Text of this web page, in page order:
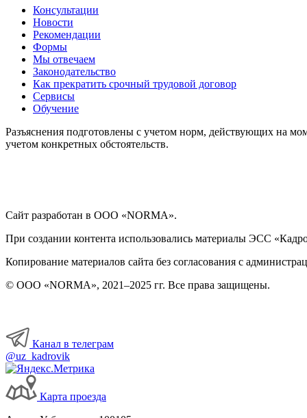
Консультации
Новости
Рекомендации
Формы
Мы отвечаем
Законодательство
Как прекратить срочный трудовой договор
Сервисы
Обучение
Разъяснения подготовлены с учетом норм, действующих на
учетом конкретных обстоятельств.
Сайт разработан в ООО «NORMA».
При создании контента использовались материалы ЭСС
Копирование материалов сайта без согласования с
© ООО «NORMA», 2021–2025 гг. Все права защищены.
Канал в телеграм
@uz_kadrovik
Карта проезда